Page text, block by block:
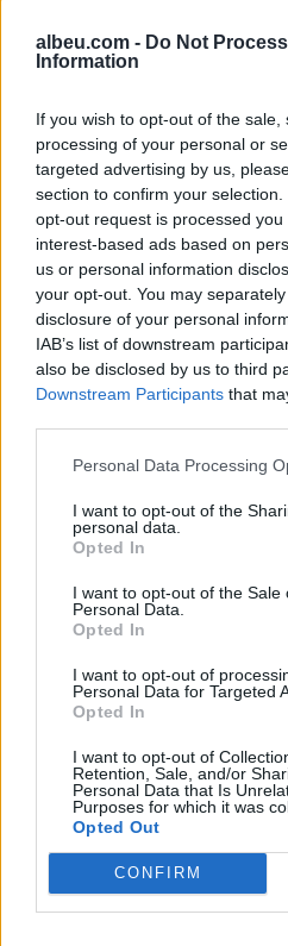
albeu.com - Do Not
Information
If you wish to opt-out of the
processing of your personal or
targeted advertising by us,
section to confirm your
opt-out request is processed
interest-based ads based on
us or personal information
your opt-out. You may
disclosure of your personal
IAB’s list of downstream
also be disclosed by us to third
Downstream Participants that
Personal Data Processing
I want to opt-out of the
personal data.
Opted In
I want to opt-out of the Sale
Personal Data.
Opted In
I want to opt-out of
Personal Data for Targeted
Opted In
I want to opt-out of
Retention, Sale, and/or
Personal Data that Is
Purposes for which it was
Opted Out
CONFIRM
armëpushim në Detin e Zi
Senati konfirmon me
rezultat të ngushtë ish-
avokatin e Trumpit si
Prokuror të Përgjithshëm
të SHBA-së
Ukraina arrin marrëveshje
mujore me raketa Patriot
Zelensky kërkon më
shumë sisteme të
mbrojtjes ajrore: Raketa
që vjen drejt nesh vret
njerëz